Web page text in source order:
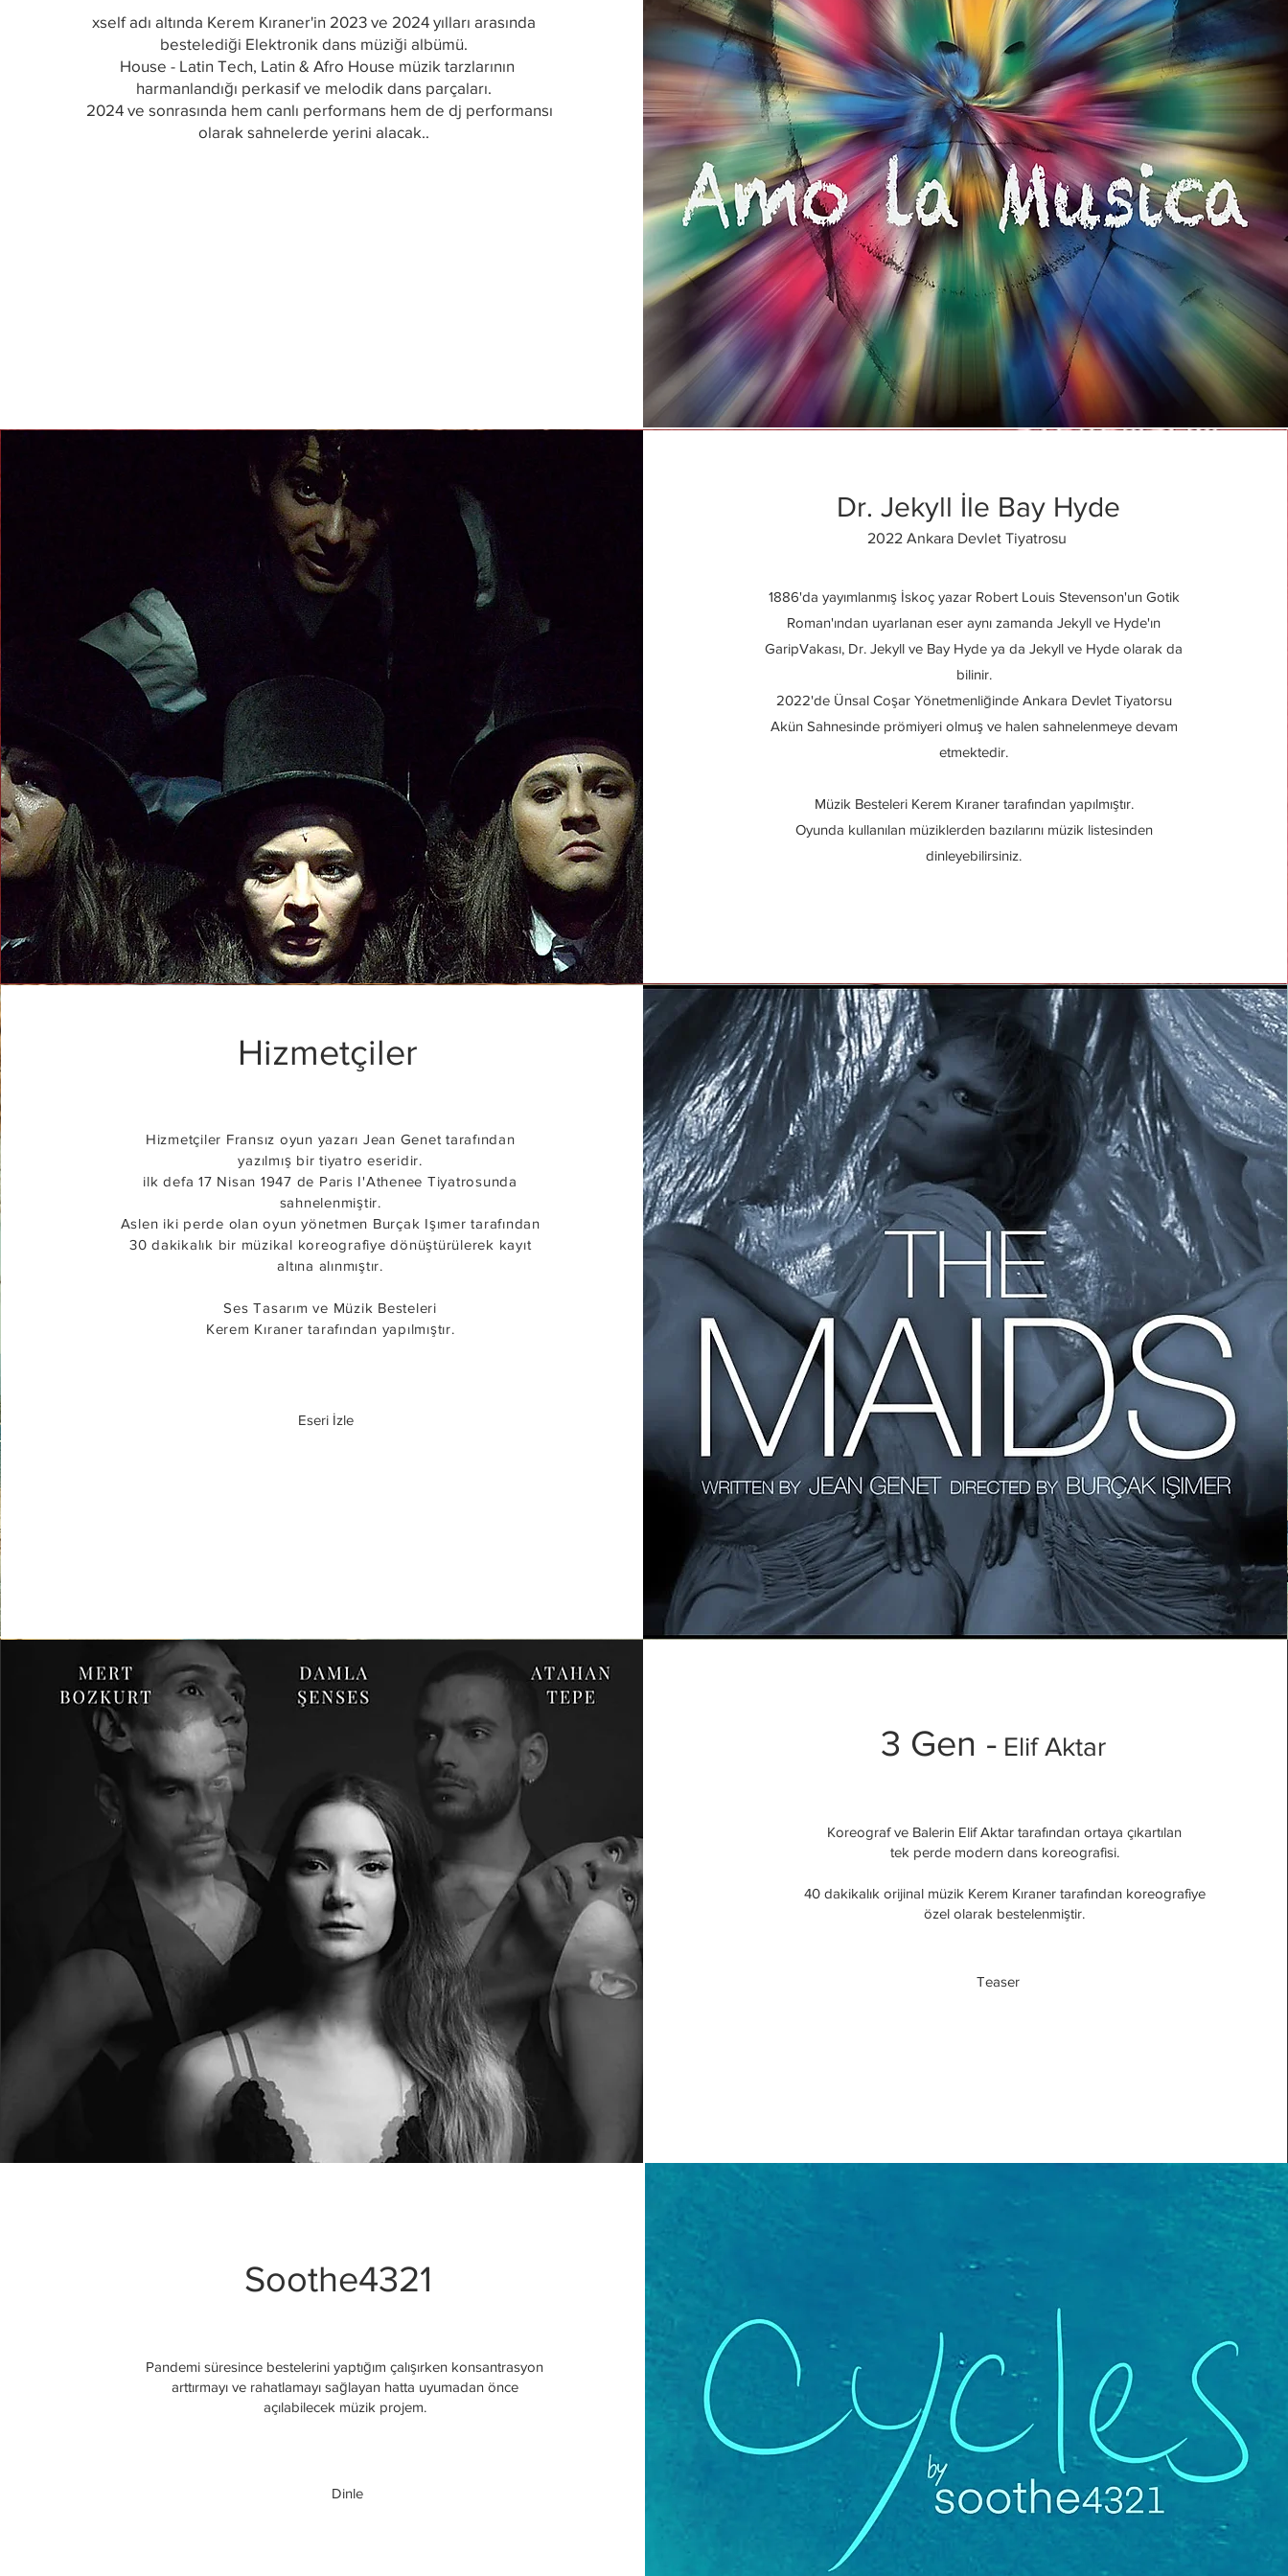
xself adı altında Kerem Kıraner'in 2023 ve 2024 yılları arasında
bestelediği Elektronik dans müziği albümü.
House - Latin Tech, Latin & Afro House müzik tarzlarının
harmanlandığı perkasif ve melodik dans parçaları.
2024 ve sonrasında hem canlı performans hem de dj performansı
olarak sahnelerde yerini alacak..
Dr. Jekyll İle Bay Hyde
2022 Ankara Devlet Tiyatrosu
1886'da yayımlanmış İskoç yazar Robert Louis Stevenson'un Gotik
Roman'ından uyarlanan eser aynı zamanda Jekyll ve Hyde'ın
GaripVakası, Dr. Jekyll ve Bay Hyde ya da Jekyll ve Hyde olarak da
bilinir.
2022'de Ünsal Coşar Yönetmenliğinde Ankara Devlet Tiyatorsu
Akün Sahnesinde prömiyeri olmuş ve halen sahnelenmeye devam
etmektedir.
Müzik Besteleri Kerem Kıraner tarafından yapılmıştır.
Oyunda kullanılan müziklerden bazılarını müzik listesinden
dinleyebilirsiniz.
3 Gen - Elif Aktar
Koreograf ve Balerin Elif Aktar tarafından ortaya çıkartılan
tek perde modern dans koreografisi.
40 dakikalık orijinal müzik Kerem Kıraner tarafından koreografiye
özel olarak bestelenmiştir.
Teaser
Soothe4321
Pandemi süresince bestelerini yaptığım çalışırken konsantrasyon
arttırmayı ve rahatlamayı sağlayan hatta uyumadan önce
açılabilecek müzik projem.
Dinle
Hizmetçiler
Hizmetçiler Fransız oyun yazarı Jean Genet tarafından
yazılmış birtiyatro eseridir.
ilk defa 17 Nisan 1947 de Paris I'Athenee Tiyatrosunda
sahnelenmiştir.
Aslen iki perde olan oyun yönetmen Burçak Işımer tarafından
30 dakikalık bir müzikal koreografiyedönüştürülerek kayıt
altına alınmıştır.
Ses Tasarım ve Müzik Besteleri
Kerem Kıraner tarafından yapılmıştır.
Eseri İzle